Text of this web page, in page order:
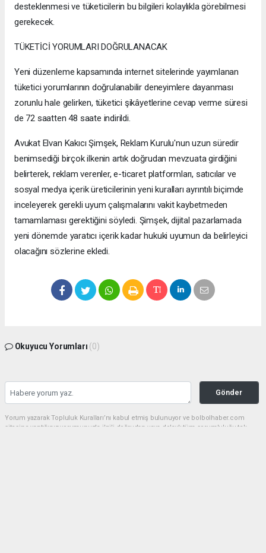
desteklenmesi ve tüketicilerin bu bilgileri kolaylıkla görebilmesi
gerekecek.
TÜKETİCİ YORUMLARI DOĞRULANACAK
Yeni düzenleme kapsamında internet sitelerinde yayımlanan
tüketici yorumlarının doğrulanabilir deneyimlere dayanması
zorunlu hale gelirken, tüketici şikâyetlerine cevap verme süresi
de 72 saatten 48 saate indirildi.
Avukat Elvan Kakıcı Şimşek, Reklam Kurulu'nun uzun süredir
benimsediği birçok ilkenin artık doğrudan mevzuata girdiğini
belirterek, reklam verenler, e-ticaret platformları, satıcılar ve
sosyal medya içerik üreticilerinin yeni kuralları ayrıntılı biçimde
inceleyerek gerekli uyum çalışmalarını vakit kaybetmeden
tamamlaması gerektiğini söyledi. Şimşek, dijital pazarlamada
yeni dönemde yaratıcı içerik kadar hukuki uyumun da belirleyici
olacağını sözlerine ekledi.
Okuyucu Yorumları (0)
Gönder
Yorum yazarak Topluluk Kuralları’nı kabul etmiş bulunuyor ve bolbolhaber.com
sitesine yaptığınız yorumunuzla ilgili doğrudan veya dolaylı tüm sorumluluğu tek